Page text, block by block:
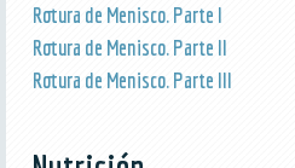
Rotura de Menisco. Parte I
Rotura de Menisco. Parte II
Rotura de Menisco. Parte III